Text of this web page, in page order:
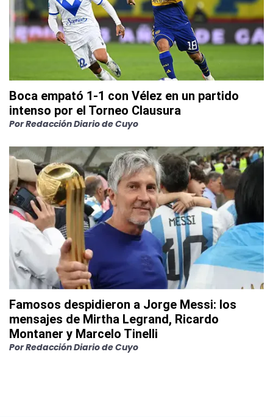
Boca empató 1-1 con Vélez en un partido
intenso por el Torneo Clausura
PorRedacción Diario de Cuyo
Famosos despidieron a Jorge Messi: los
mensajes de Mirtha Legrand, Ricardo
Montaner y Marcelo Tinelli
PorRedacción Diario de Cuyo